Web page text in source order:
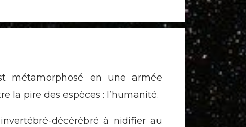
métamorphosé en une armée
la pire des espèces : l’humanité.
décérébré à nidifier au